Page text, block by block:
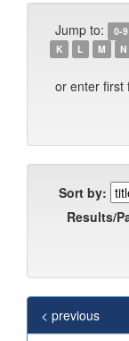
Jump to: 0-9
K
L M N
or enter first
Sort by:
Results/
< previous